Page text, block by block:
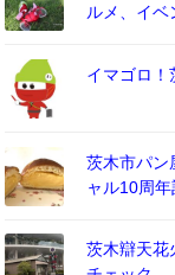
ルメ、イ
イマゴロ！
茨木市パン
ャル10周
茨木辯天花